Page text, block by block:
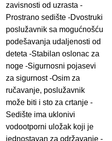
zavisnosti od uzrasta -
Prostrano sedište -Dvostruki
poslužavnik sa mogućnošću
podešavanja udaljenosti od
deteta -Stabilan oslonac za
noge -Sigurnosni pojasevi
za sigurnost -Osim za
ručavanje, poslužavnik
može biti i sto za crtanje -
Sedište ima uklonivi
vodootporni uložak koji je
jednostavan za održavanje -